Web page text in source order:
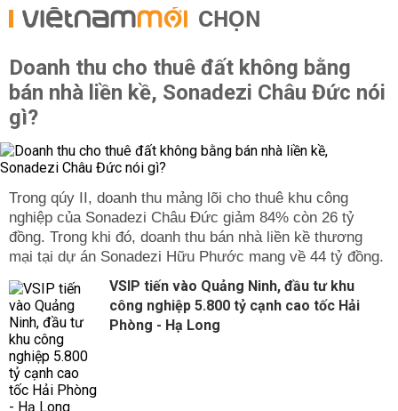
CHỌN
Doanh thu cho thuê đất không bằng
bán nhà liền kề, Sonadezi Châu Đức nói
gì?
Trong qúy II, doanh thu mảng lõi cho thuê khu công
nghiệp của Sonadezi Châu Đức giảm 84% còn 26 tỷ
đồng. Trong khi đó, doanh thu bán nhà liền kề thương
mại tại dự án Sonadezi Hữu Phước mang về 44 tỷ đồng.
VSIP tiến vào Quảng Ninh, đầu tư khu
công nghiệp 5.800 tỷ cạnh cao tốc Hải
Phòng - Hạ Long